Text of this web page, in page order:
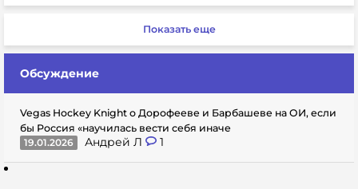
Показать еще
Обсуждение
Vegas Hockey Knight о Дорофееве и Барбашеве на ОИ, если
бы Россия «научилась вести себя иначе
19.01.2026
Андрей Л 1